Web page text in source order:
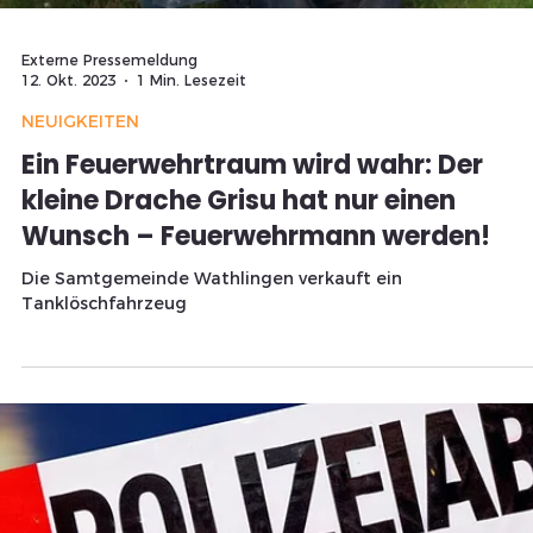
3. Nov. 2023
1 Min. Lesezeit
TITELTHEMA
POL-CE: Durchsuchungen in der
Gemeinde Wathlingen und Nienhagen
Polizei Celle: Durchsuchungen gegen